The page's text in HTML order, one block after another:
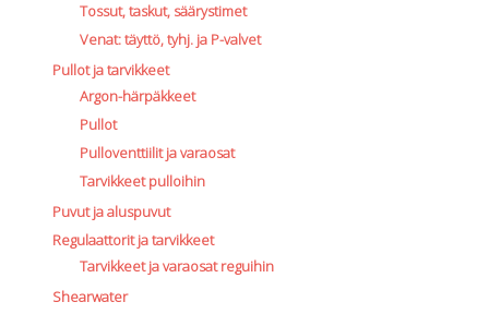
Tossut, taskut, säärystimet
Venat: täyttö, tyhj. ja P-valvet
Pullot ja tarvikkeet
Argon-härpäkkeet
Pullot
Pulloventtiilit ja varaosat
Tarvikkeet pulloihin
Puvut ja aluspuvut
Regulaattorit ja tarvikkeet
Tarvikkeet ja varaosat reguihin
Shearwater